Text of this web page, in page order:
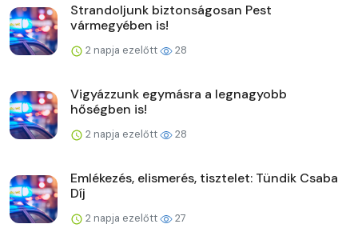
Strandoljunk biztonságosan Pest
vármegyében is!
2 napja ezelőtt 28
Vigyázzunk egymásra a legnagyobb
hőségben is!
2 napja ezelőtt 28
Emlékezés, elismerés, tisztelet: Tündik Csaba
Díj
2 napja ezelőtt 27